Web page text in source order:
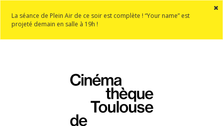
La séance de Plein Air de ce soir est complète ! “Your name” est
projeté demain en salle à 19h !